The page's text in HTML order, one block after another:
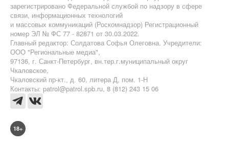
зарегистрировано Федеральной службой по надзору в сфере
связи, информационных технологий
и массовых коммуникаций (Роскомнадзор) Регистрационный
номер ЭЛ № ФС 77 - 82871 от 30.03.2022.
Главный редактор: Солдатова Софья Олеговна. Учредители:
ООО "Региональные медиа",
97136, г. Санкт-Петербург, вн.тер.г.муниципальный округ
Чкаловское,
Чкаловский пр-кт., д. 60, литера Д, пом. 1-Н
Контакты: patrol@patrol.spb.ru, 8 (812) 243 15 06
18+